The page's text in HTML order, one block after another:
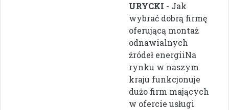
URYCKI - Jak
wybrać dobrą firmę
oferującą montaż
odnawialnych
źródeł energiiNa
rynku w naszym
kraju funkcjonuje
dużo firm mających
w ofercie usługi